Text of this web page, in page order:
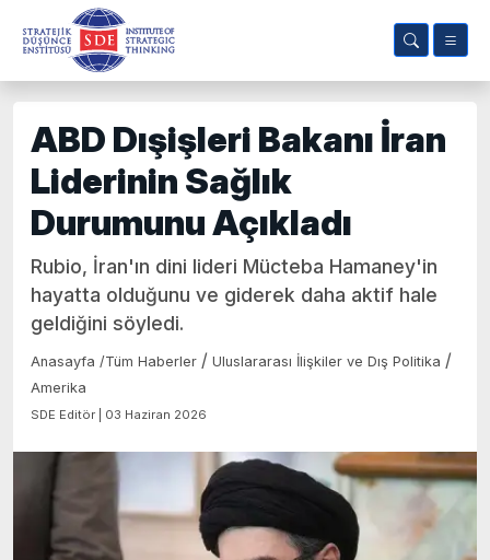
ABD Dışişleri Bakanı İran
Liderinin Sağlık
Durumunu Açıkladı
Rubio, İran'ın dini lideri Mücteba Hamaney'in
hayatta olduğunu ve giderek daha aktif hale
geldiğini söyledi.
Anasayfa /Tüm Haberler / Uluslararası İlişkiler ve Dış Politika /
Amerika
SDE Editör | 03 Haziran 2026